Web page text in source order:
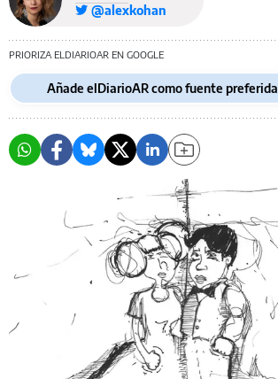
@alexkohan
PRIORIZA ELDIARIOAR EN GOOGLE
Añade elDiarioAR como fuente preferida